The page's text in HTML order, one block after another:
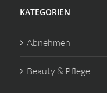
KATEGORIEN
Abnehmen
Beauty & Pflege